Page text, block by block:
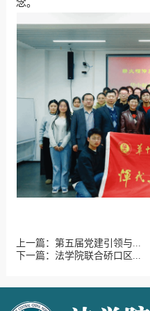
念。
上一篇：第五届党建引领与...
下一篇：法学院联合硚口区...